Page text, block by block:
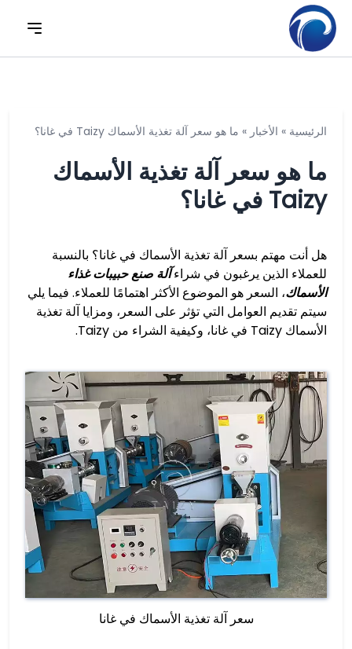
الرئيسية » الأخبار » ما هو سعر آلة تغذية الأسماك Taizy في غانا؟
ما هو سعر آلة تغذية الأسماك
Taizy في غانا؟
هل أنت مهتم بسعر آلة تغذية الأسماك في غانا؟ بالنسبة
للعملاء الذين يرغبون في شراءآلة صنع حبيبات غذاء
الأسماك، السعر هو الموضوع الأكثر اهتمامًا للعملاء. فيما يلي
سيتم تقديم العوامل التي تؤثر على السعر، ومزايا آلة تغذية
الأسماك Taizy في غانا، وكيفية الشراء من Taizy.
سعر آلة تغذية الأسماك في غانا